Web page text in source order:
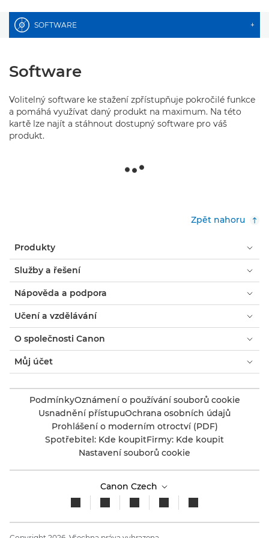
SOFTWARE +
Software
Volitelný software ke stažení zpřístupňuje pokročilé funkce
a pomáhá využívat daný produkt na maximum. Na této
kartě lze najít a stáhnout dostupný software pro váš
produkt.
Zpět nahoru
Produkty
Služby a řešení
Nápověda a podpora
Učení a vzdělávání
O společnosti Canon
Můj účet
PodmínkyOznámení o používání souborů cookie
Usnadnění přístupuOchrana osobních údajů
Prohlášení o moderním otroctví (PDF)
Spotřebitel: Kde koupitFirmy: Kde koupit
Nastavení souborů cookie
Canon Czech